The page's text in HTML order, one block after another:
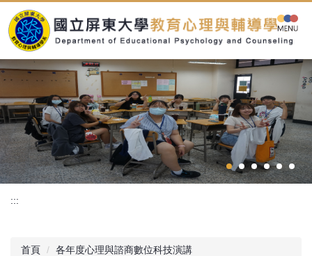
到
主
內
容
區
:::
首頁 各年度心理與諮商數位科技演講